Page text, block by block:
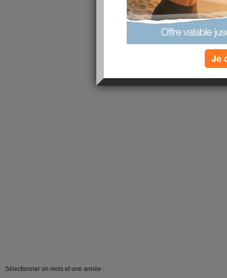
Suiv. ›
Sélectionner un mois et une année :
Je